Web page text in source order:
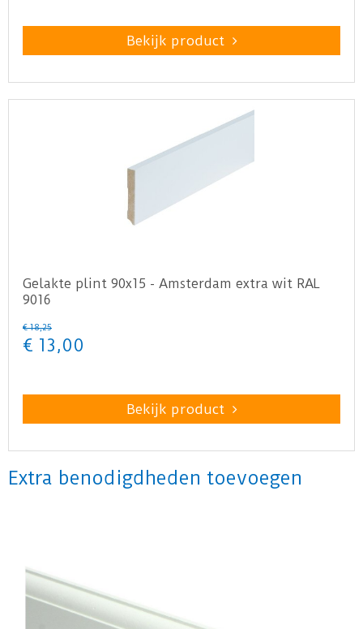
Bekijk product
Gelakte plint 90x15 - Amsterdam extra wit RAL
9016
€ 18,25
€ 13,00
Bekijk product
Extra benodigdheden toevoegen